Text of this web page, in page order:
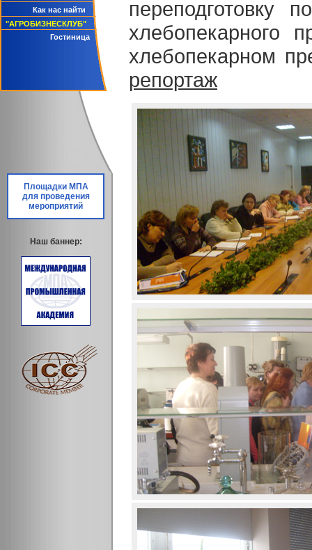
Как нас найти
"АГРОБИЗНЕСКЛУБ"
Гостиница
Площадки МПА
для проведения
мероприятий
Наш баннер:
переподготовку
хлебопекарного
хлебопекарном
репортаж